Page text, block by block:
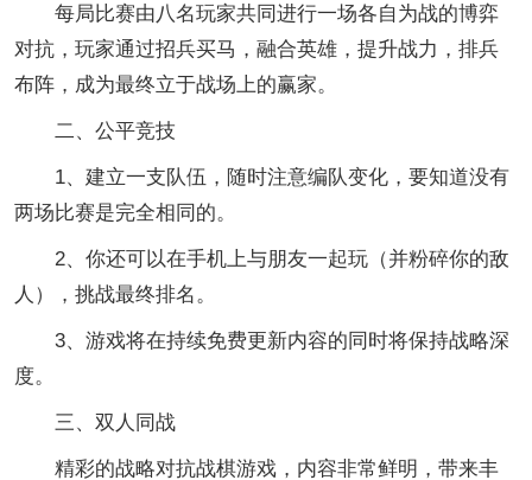
每局比赛由八名玩家共同进行一场各自为战的博弈
对抗，玩家通过招兵买马，融合英雄，提升战力，排兵
布阵，成为最终立于战场上的赢家。
二、公平竞技
1、建立一支队伍，随时注意编队变化，要知道没有
两场比赛是完全相同的。
2、你还可以在手机上与朋友一起玩（并粉碎你的敌
人），挑战最终排名。
3、游戏将在持续免费更新内容的同时将保持战略深
度。
三、双人同战
精彩的战略对抗战棋游戏，内容非常鲜明，带来丰